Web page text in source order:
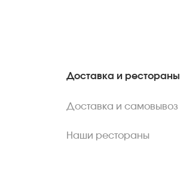
Доставка и рестораны
Доставка и самовывоз
Наши рестораны